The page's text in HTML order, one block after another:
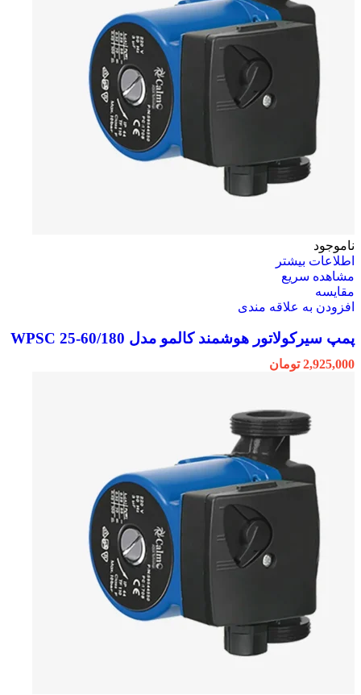
ناموجود
اطلاعات بیشتر
مشاهده سریع
مقایسه
افزودن به علاقه مندی
پمپ سیرکولاتور هوشمند کالمو مدل WPSC 25-60/180
2,925,000 تومان